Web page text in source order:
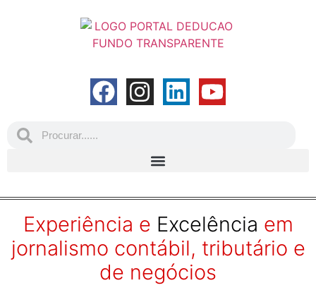
Experiência e Excelência em
jornalismo contábil, tributário e
de negócios